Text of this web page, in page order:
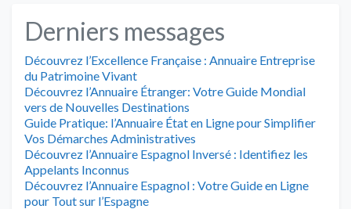
Derniers messages
Découvrez l’Excellence Française : Annuaire Entreprise
du Patrimoine Vivant
Découvrez l’Annuaire Étranger: Votre Guide Mondial
vers de Nouvelles Destinations
Guide Pratique: l’Annuaire État en Ligne pour Simplifier
Vos Démarches Administratives
Découvrez l’Annuaire Espagnol Inversé : Identifiez les
Appelants Inconnus
Découvrez l’Annuaire Espagnol : Votre Guide en Ligne
pour Tout sur l’Espagne